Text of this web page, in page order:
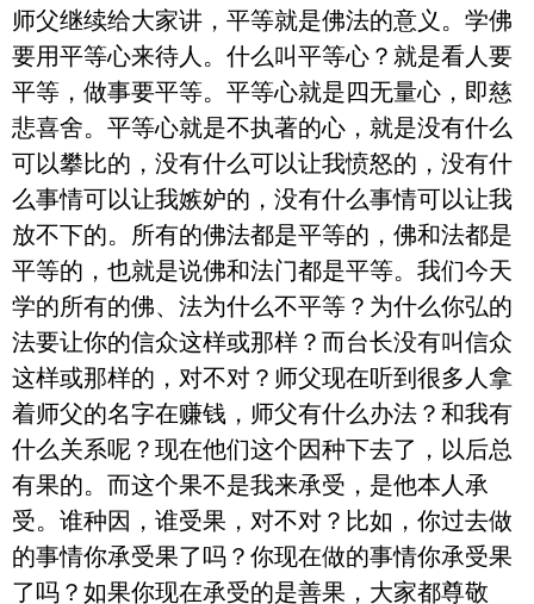
师父继续给大家讲，平等就是佛法的意义。学佛
要用平等心来待人。什么叫平等心？就是看人要
平等，做事要平等。平等心就是四无量心，即慈
悲喜舍。平等心就是不执著的心，就是没有什么
可以攀比的，没有什么可以让我愤怒的，没有什
么事情可以让我嫉妒的，没有什么事情可以让我
放不下的。所有的佛法都是平等的，佛和法都是
平等的，也就是说佛和法门都是平等。我们今天
学的所有的佛、法为什么不平等？为什么你弘的
法要让你的信众这样或那样？而台长没有叫信众
这样或那样的，对不对？师父现在听到很多人拿
着师父的名字在赚钱，师父有什么办法？和我有
什么关系呢？现在他们这个因种下去了，以后总
有果的。而这个果不是我来承受，是他本人承
受。谁种因，谁受果，对不对？比如，你过去做
的事情你承受果了吗？你现在做的事情你承受果
了吗？如果你现在承受的是善果，大家都尊敬